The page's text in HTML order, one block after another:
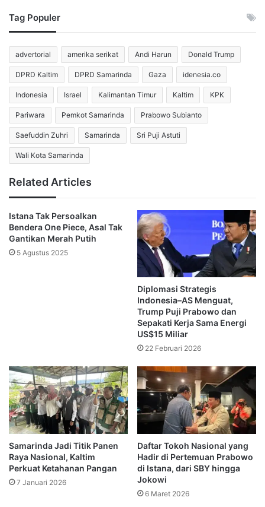
Prioritas Nasional 1 fokus pada penguatan ideologi
Pancasila, demokrasi, dan hak asasi manusia dengan
kebutuhan dana Rp1,42 triliun.
Selanjutnya, Prioritas Nasional 2 membutuhkan Rp337,18
triliun untuk mendukung pertahanan keamanan negara dan
memperkuat kemandirian bangsa.
Program tersebut mencakup swasembada pangan, energi,
air, ekonomi syariah, ekonomi digital, ekonomi hijau, dan
ekonomi biru.
Prioritas Nasional 3 masuk dalam agenda penguatan
infrastruktur, konektivitas, dan transformasi ekonomi
nasional.
Program SDM dan Pendidikan
Serap Anggaran Terbesar
Pemerintah menempatkan pembangunan sumber daya
manusia sebagai program dengan anggaran terbesar.
Prioritas Nasional 4 membutuhkan dana Rp644,72 triliun.
Program ini mencakup pendidikan, kesehatan, sains,
teknologi, olahraga, kesetaraan gender, serta penguatan
peran perempuan, pemuda, dan penyandang disabilitas.
Sementara itu, Prioritas Nasional 5 memperoleh anggaran
Rp40,13 triliun untuk melanjutkan hilirisasi industri
berbasis sumber daya alam.
Tag Populer
advertorial amerika serikat Andi Harun Donald Trump
DPRD Kaltim DPRD Samarinda Gaza idenesia.co
Indonesia Israel Kalimantan Timur Kaltim KPK
Pariwara Pemkot Samarinda Prabowo Subianto
Saefuddin Zuhri Samarinda Sri Puji Astuti
Wali Kota Samarinda
Related Articles
Istana Tak Persoalkan
Bendera One Piece, Asal Tak
Gantikan Merah Putih
5 Agustus 2025
Diplomasi Strategis
Indonesia–AS Menguat,
Trump Puji Prabowo dan
Sepakati Kerja Sama Energi
US$15 Miliar
22 Februari 2026
Samarinda Jadi Titik Panen
Raya Nasional, Kaltim
Perkuat Ketahanan Pangan
7 Januari 2026
Daftar Tokoh Nasional yang
Hadir di Pertemuan Prabowo
di Istana, dari SBY hingga
Jokowi
6 Maret 2026